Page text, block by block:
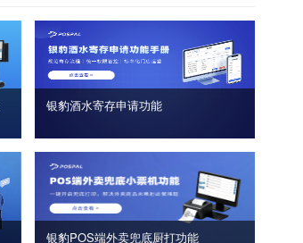
银豹酒水寄存申请功能
银豹POS端外卖兜底厨打功能